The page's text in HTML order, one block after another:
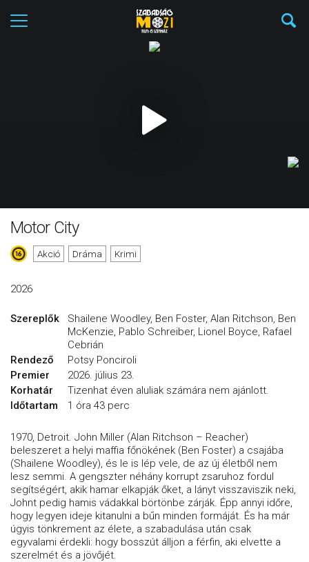
Motor City
Akció Dráma Krimi
2026
Szereplők
Shailene Woodley, Ben Foster, Alan Ritchson, Ben
McKenzie, Pablo Schreiber, Lionel Boyce, Rafael
Cebrián
Rendező
Potsy Ponciroli
Premier
2026. július 23.
Korhatár
Tizenhat éven aluliak számára nem ajánlott.
Időtartam
1 óra 43 perc
1970, Detroit. John Miller (Alan Ritchson – Reacher)
beleszeret a helyi maffia főnökének (Ben Foster) a csajába
(Shailene Woodley), és le is lép vele, de az új életből nem
lesz semmi. A gengszter néhány korrupt zsaruhoz fordul
segítségért, akik hamar elkapják őket, a lányt visszaviszik neki,
Johnt pedig hamis vádakkal börtönbe zárják. Épp annyi időre,
hogy legyen ideje kitanulni a bűn minden formáját. És ha már
úgyis tönkrement az élete, a szabadulása után csak
egyvalami érdekli: hogy bosszút álljon a férfin, aki elvette a
szerelmét és a jövőjét.